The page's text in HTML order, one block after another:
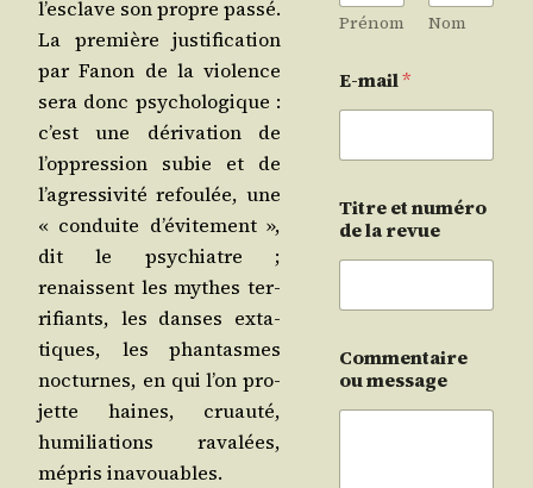
l’esclave son propre pas­sé.
La pre­mière jus­ti­fi­ca­tion
par Fanon de la vio­lence
sera donc psy­cho­lo­gique :
c’est une déri­va­tion de
l’oppression subie et de
l’agressivité refou­lée, une
« conduite d’évitement »,
dit le psy­chiatre ;
renaissent les mythes ter­
ri­fiants, les danses exta­
tiques, les phan­tasmes
noc­turnes, en qui l’on pro­
jette haines, cruau­té,
humi­lia­tions rava­lées,
mépris inavouables.
Prénom Nom
E-mail*
Titre et numéro
de la revue
Commentaire
ou message